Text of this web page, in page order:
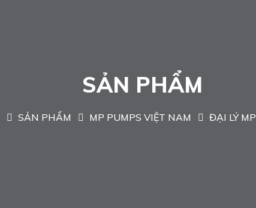
SẢN PHẨM
SẢN PHẨM MP PUMPS VIỆT NAM ĐẠI LÝ